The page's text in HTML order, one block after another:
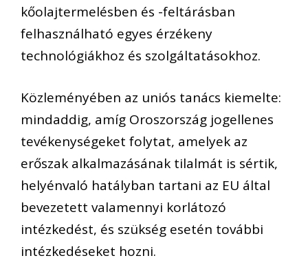
kőolajtermelésben és -feltárásban
felhasználható egyes érzékeny
technológiákhoz és szolgáltatásokhoz.
Közleményében az uniós tanács kiemelte:
mindaddig, amíg Oroszország jogellenes
tevékenységeket folytat, amelyek az
erőszak alkalmazásának tilalmát is sértik,
helyénvaló hatályban tartani az EU által
bevezetett valamennyi korlátozó
intézkedést, és szükség esetén további
intézkedéseket hozni.